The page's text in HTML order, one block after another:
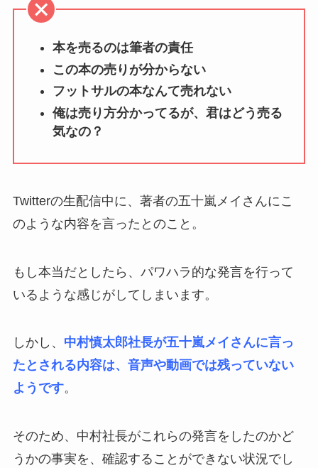
本を売るのは筆者の責任
この本の売りが分からない
フットサルの本なんて売れない
俺は売り方分かってるが、君はどう売る
気なの？
Twitterの生配信中に、著者の五十嵐メイさんにこ
のような内容を言ったとのこと。
もし本当だとしたら、パワハラ的な発言を行って
いるような感じがしてしまいます。
しかし、 中村慎太郎社長が五十嵐メイさんに言っ
たとされる内容は、音声や動画では残っていない
ようです。
そのため、中村社長がこれらの発言をしたのかど
うかの事実を、確認することができない状況でし